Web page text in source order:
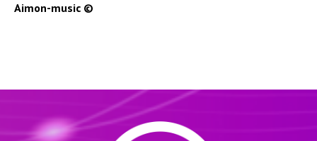
Aimon-music ©